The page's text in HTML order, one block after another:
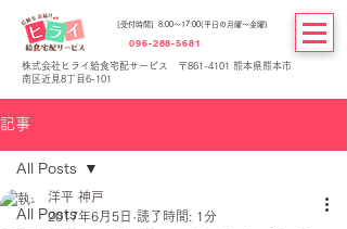
[受付時間] 8:00～17:00(平日の月曜～金曜)
096-288-5681
株式会社ヒライ給食宅配サービス 〒861-4101 熊本県熊本市
南区近見8丁目6-101
記事
All Posts
All Posts
洋平 神戸
2017年6月5日 読了時間: 1分